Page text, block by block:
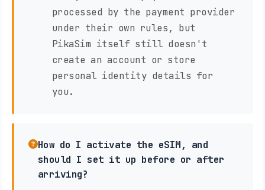
processed by the payment provider
under their own rules, but
PikaSim itself still doesn't
create an account or store
personal identity details for
you.
How do I activate the eSIM, and
should I set it up before or after
arriving?